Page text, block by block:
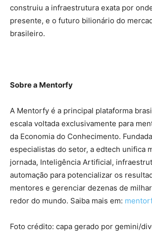
construiu a infraestrutura exata por
presente, e o futuro bilionário do
brasileiro.
Sobre a Mentorfy
A Mentorfy é a principal plataforma
escala voltada exclusivamente para
da Economia do Conhecimento.
especialistas do setor, a edtech unifica
jornada, Inteligência Artificial,
automação para potencializar os
mentores e gerenciar dezenas de
redor do mundo. Saiba mais em:
Foto crédito: capa gerado por gemini/